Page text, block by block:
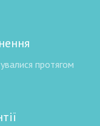
протягом